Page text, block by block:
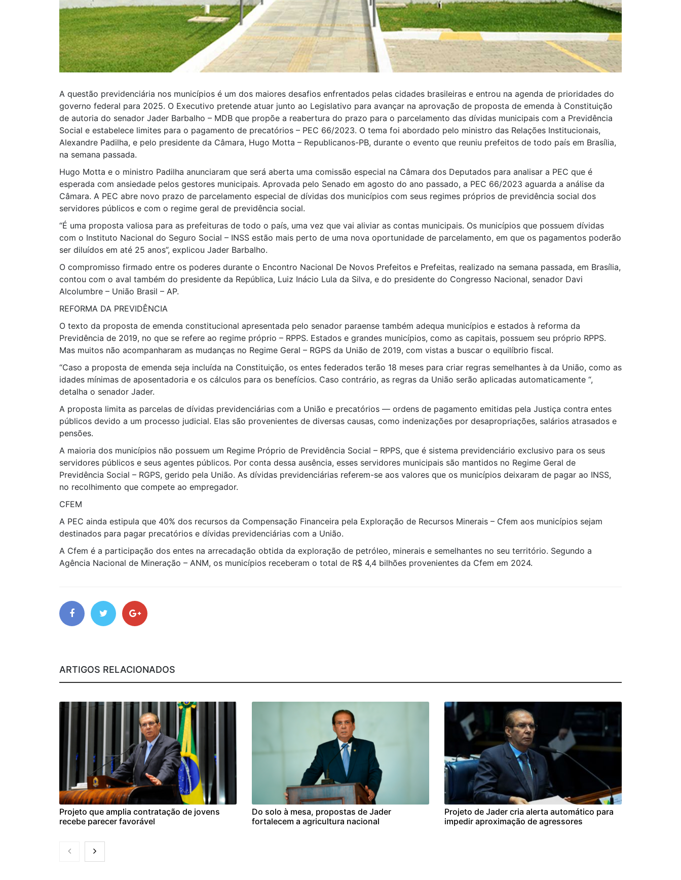
A questão previdenciária nos municípios é um dos maiores desafios enfrentados pelas cidades brasileiras e entrou na agenda de prioridades do
governo federal para 2025. O Executivo pretende atuar junto ao Legislativo para avançar na aprovação de proposta de emenda à Constituição
de autoria do senador Jader Barbalho – MDB que propõe a reabertura do prazo para o parcelamento das dívidas municipais com a Previdência
Social e estabelece limites para o pagamento de precatórios – PEC 66/2023. O tema foi abordado pelo ministro das Relações Institucionais,
Alexandre Padilha, e pelo presidente da Câmara, Hugo Motta – Republicanos-PB, durante o evento que reuniu prefeitos de todo país em Brasília,
na semana passada.
Hugo Motta e o ministro Padilha anunciaram que será aberta uma comissão especial na Câmara dos Deputados para analisar a PEC que é
esperada com ansiedade pelos gestores municipais. Aprovada pelo Senado em agosto do ano passado, a PEC 66/2023 aguarda a análise da
Câmara. A PEC abre novo prazo de parcelamento especial de dívidas dos municípios com seus regimes próprios de previdência social dos
servidores públicos e com o regime geral de previdência social.
“É uma proposta valiosa para as prefeituras de todo o país, uma vez que vai aliviar as contas municipais. Os municípios que possuem dívidas
com o Instituto Nacional do Seguro Social – INSS estão mais perto de uma nova oportunidade de parcelamento, em que os pagamentos poderão
ser diluídos em até 25 anos”, explicou Jader Barbalho.
O compromisso firmado entre os poderes durante o Encontro Nacional De Novos Prefeitos e Prefeitas, realizado na semana passada, em Brasília,
contou com o aval também do presidente da República, Luiz Inácio Lula da Silva, e do presidente do Congresso Nacional, senador Davi
Alcolumbre – União Brasil – AP.
REFORMA DA PREVIDÊNCIA
O texto da proposta de emenda constitucional apresentada pelo senador paraense também adequa municípios e estados à reforma da
Previdência de 2019, no que se refere ao regime próprio – RPPS. Estados e grandes municípios, como as capitais, possuem seu próprio RPPS.
Mas muitos não acompanharam as mudanças no Regime Geral – RGPS da União de 2019, com vistas a buscar o equilíbrio fiscal.
“Caso a proposta de emenda seja incluída na Constituição, os entes federados terão 18 meses para criar regras semelhantes à da União, como as
idades mínimas de aposentadoria e os cálculos para os benefícios. Caso contrário, as regras da União serão aplicadas automaticamente “,
detalha o senador Jader.
A proposta limita as parcelas de dívidas previdenciárias com a União e precatórios — ordens de pagamento emitidas pela Justiça contra entes
públicos devido a um processo judicial. Elas são provenientes de diversas causas, como indenizações por desapropriações, salários atrasados e
pensões.
A maioria dos municípios não possuem um Regime Próprio de Previdência Social – RPPS, que é sistema previdenciário exclusivo para os seus
servidores públicos e seus agentes públicos. Por conta dessa ausência, esses servidores municipais são mantidos no Regime Geral de
Previdência Social – RGPS, gerido pela União. As dívidas previdenciárias referem-se aos valores que os municípios deixaram de pagar ao INSS,
no recolhimento que compete ao empregador.
CFEM
A PEC ainda estipula que 40% dos recursos da Compensação Financeira pela Exploração de Recursos Minerais – Cfem aos municípios sejam
destinados para pagar precatórios e dívidas previdenciárias com a União.
A Cfem é a participação dos entes na arrecadação obtida da exploração de petróleo, minerais e semelhantes no seu território. Segundo a
Agência Nacional de Mineração – ANM, os municípios receberam o total de R$ 4,4 bilhões provenientes da Cfem em 2024.
ARTIGOS RELACIONADOS
Projeto que amplia contratação de jovens
recebe parecer favorável
Do solo à mesa, propostas de Jader
fortalecem a agricultura nacional
Projeto de Jader cria alerta automático para
impedir aproximação de agressores